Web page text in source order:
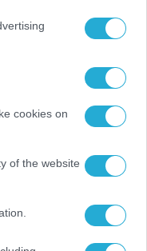
cookies on
of the website
που